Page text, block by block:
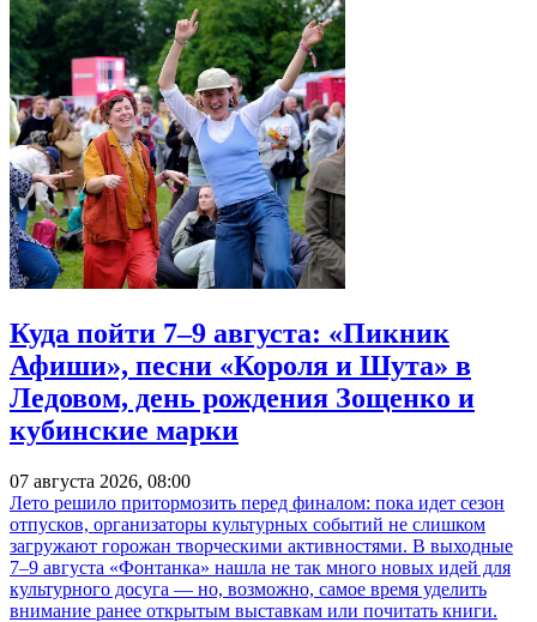
Куда пойти 7–9 августа: «Пикник
Афиши», песни «Короля и Шута» в
Ледовом, день рождения Зощенко и
кубинские марки
07 августа 2026, 08:00
Лето решило притормозить перед финалом: пока идет сезон
отпусков, организаторы культурных событий не слишком
загружают горожан творческими активностями. В выходные
7–9 августа «Фонтанка» нашла не так много новых идей для
культурного досуга — но, возможно, самое время уделить
внимание ранее открытым выставкам или почитать книги.